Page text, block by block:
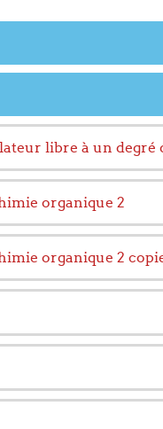
libre à un degré
organique 2
organique 2